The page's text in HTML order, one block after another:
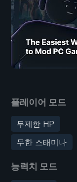
플레이어 모드
무제한 HP
무한 스태미나
능력치 모드